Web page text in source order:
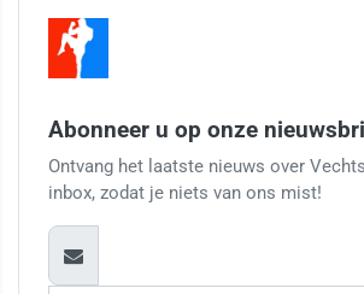
Abonneer u op onze
Ontvang het laatste nieuws over
inbox, zodat je niets van ons mist!